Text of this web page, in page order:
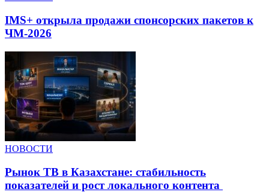
IMS+ открыла продажи спонсорских пакетов к
ЧМ-2026
НОВОСТИ
Рынок ТВ в Казахстане: стабильность
показателей и рост локального контента